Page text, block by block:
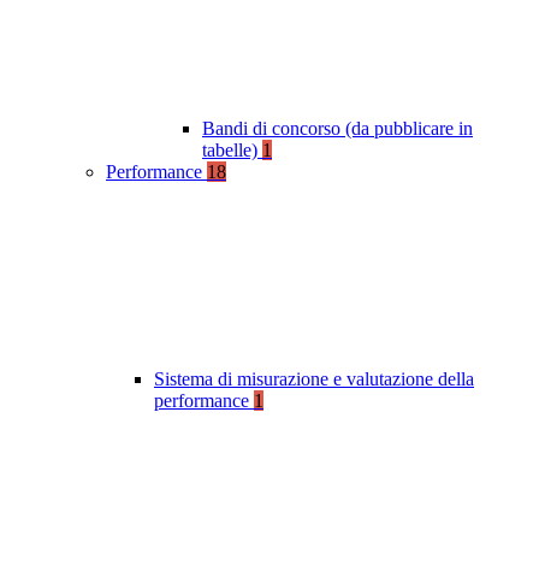
Bandi di concorso (da pubblicare in
tabelle) 1
Performance 18
Sistema di misurazione e valutazione della
performance 1